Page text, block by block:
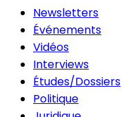
Newsletters
Événements
Vidéos
Interviews
Études/Dossiers
Politique